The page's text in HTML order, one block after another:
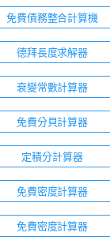
免費債務整合計算機
德拜長度求解器
衰變常數計算器
免費分貝計算器
定積分計算器
免費密度計算器
免費密度計算器